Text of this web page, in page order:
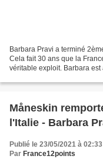
Barbara Pravi a terminé
Cela fait 30 ans que la
véritable exploit. Barbara est
Måneskin
l'Italie - Barbara
Publié le 23/05/2021 à 02:33
Par France12points